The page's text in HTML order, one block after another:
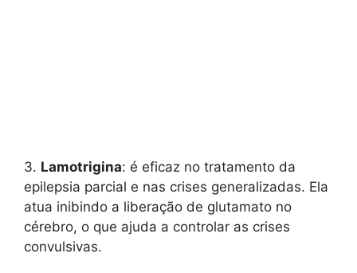
3. Lamotrigina: é eficaz no tratamento da
epilepsia parcial e nas crises generalizadas. Ela
atua inibindo a liberação de glutamato no
cérebro, o que ajuda a controlar as crises
convulsivas.